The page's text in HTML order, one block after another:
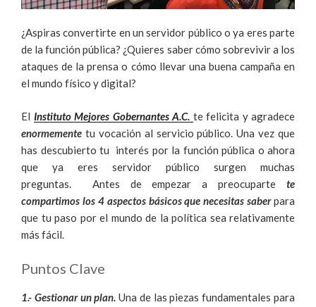
¿Aspiras convertirte en un servidor público o ya eres parte
de la función pública? ¿Quieres saber cómo sobrevivir a los
ataques de la prensa o cómo llevar una buena campaña en
el mundo físico y digital?
El Instituto Mejores Gobernantes A.C. te felicita y agradece
enormemente tu vocación al servicio público. Una vez que
has descubierto tu interés por la función pública o ahora
que ya eres servidor público surgen muchas
preguntas. Antes de empezar a preocuparte te
compartimos los 4 aspectos básicos que necesitas saber para
que tu paso por el mundo de la política sea relativamente
más fácil.
Puntos Clave
1.- Gestionar un plan. Una de las piezas fundamentales para